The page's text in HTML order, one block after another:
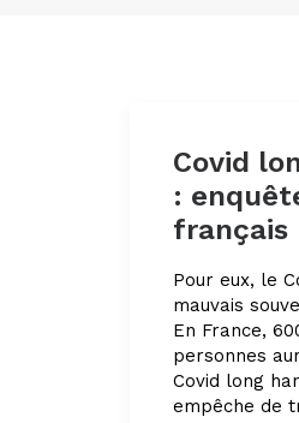
Covid
:
français
Pour eux, le
mauvais
En France,
personnes
Covid long
empêche de